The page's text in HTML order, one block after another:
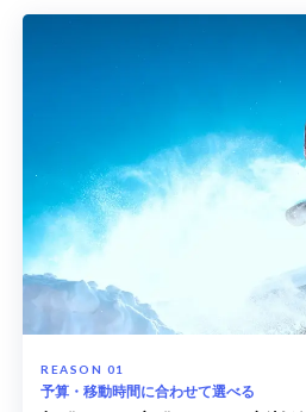
予算・移動時間に合わせて選べる